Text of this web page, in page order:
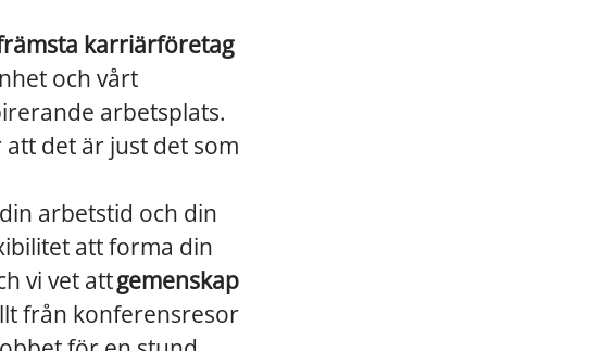
karriärföretag
och vårt
arbetsplats.
det är just det som
arbetstid och din
att forma din
vi vet attgemenskap
från konferensresor